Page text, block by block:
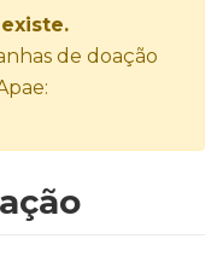
de doação